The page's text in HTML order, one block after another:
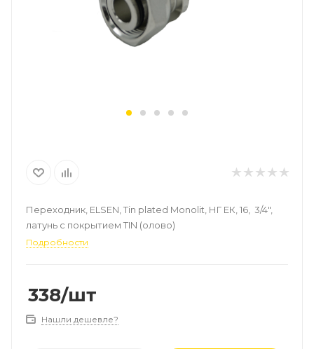
Переходник, ELSEN, Tin plated Monolit, НГ ЕК, 16, 3/4",
латунь с покрытием TIN (олово)
Подробности
338/шт
Нашли дешевле?